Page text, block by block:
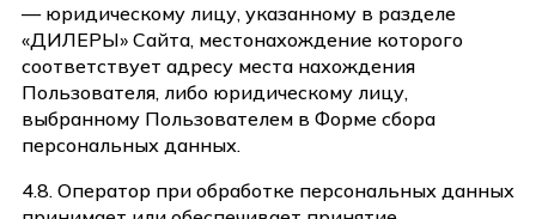
— юридическому лицу, указанному в разделе
«ДИЛЕРЫ» Сайта, местонахождение которого
соответствует адресу места нахождения
Пользователя, либо юридическому лицу,
выбранному Пользователем в Форме сбора
персональных данных.
4.8. Оператор при обработке персональных данных